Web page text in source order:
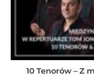
10 Tenorów – Z